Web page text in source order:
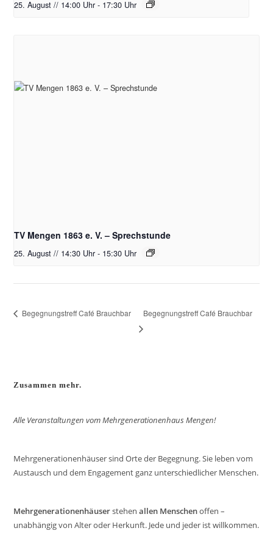
25. August // 14:00 Uhr - 17:30 Uhr
TV Mengen 1863 e. V. – Sprechstunde
25. August // 14:30 Uhr - 15:30 Uhr
Begegnungstreff Café Brauchbar Begegnungstreff Café Brauchbar
Zusammen mehr.
Alle Veranstaltungen vom Mehrgenerationenhaus Mengen!
Mehrgenerationenhäuser sind Orte der Begegnung. Sie leben vom
Austausch und dem Engagement ganz unterschiedlicher Menschen.
Mehrgenerationenhäuserstehenallen Menschenoffen –
unabhängig von Alter oder Herkunft. Jede und jeder ist willkommen.